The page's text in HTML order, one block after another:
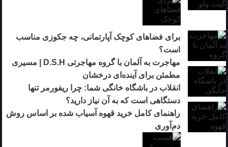
برای فضاهای کوچک آپارتمانی، چه جکوزی مناسب
است؟
مهاجرت به آلمان با گروه مهاجرتی D.S.H | مسیری
مطمئن برای آینده‌ای درخشان
انقلاب در باشگاه خانگی شما: چرا ریفورمر تنها
دستگاهی است که به آن نیاز دارید؟
راهنمای کامل خرید قهوه آسیاب شده بر اساس روش
دم‌آوری